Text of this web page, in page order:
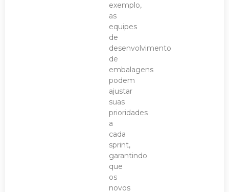
exemplo,
as
equipes
de
desenvolvimento
de
embalagens
podem
ajustar
suas
prioridades
a
cada
sprint,
garantindo
que
os
novos